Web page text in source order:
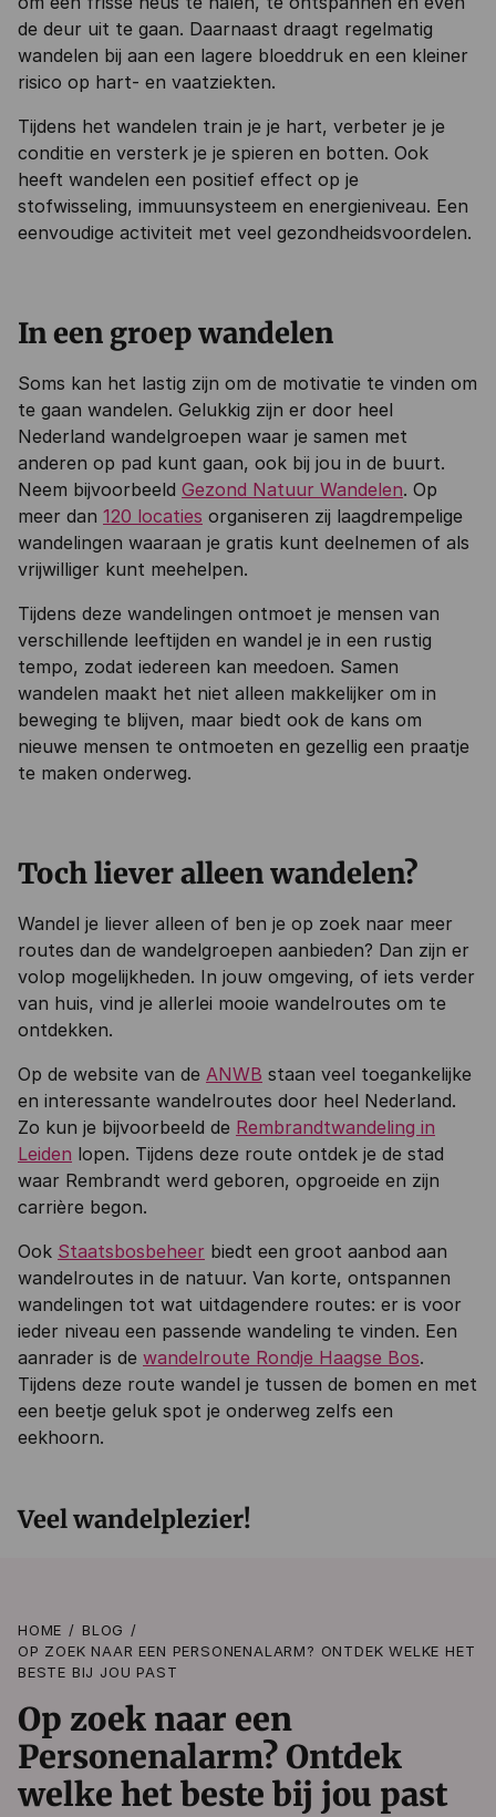
de deur uit te gaan. Daarnaast draagt regelmatig
wandelen bij aan een lagere bloeddruk en een kleiner
risico op hart- en vaatziekten.
Tijdens het wandelen train je je hart, verbeter je je
conditie en versterk je je spieren en botten. Ook
heeft wandelen een positief effect op je
stofwisseling, immuunsysteem en energieniveau. Een
eenvoudige activiteit met veel gezondheidsvoordelen.
In een groep wandelen
Soms kan het lastig zijn om de motivatie te vinden om
te gaan wandelen. Gelukkig zijn er door heel
Nederland wandelgroepen waar je samen met
anderen op pad kunt gaan, ook bij jou in de buurt.
Neem bijvoorbeeld Gezond Natuur Wandelen. Op
meer dan 120 locaties organiseren zij laagdrempelige
wandelingen waaraan je gratis kunt deelnemen of als
vrijwilliger kunt meehelpen.
Tijdens deze wandelingen ontmoet je mensen van
verschillende leeftijden en wandel je in een rustig
tempo, zodat iedereen kan meedoen. Samen
wandelen maakt het niet alleen makkelijker om in
beweging te blijven, maar biedt ook de kans om
nieuwe mensen te ontmoeten en gezellig een praatje
te maken onderweg.
Toch liever alleen wandelen?
Wandel je liever alleen of ben je op zoek naar meer
routes dan de wandelgroepen aanbieden? Dan zijn er
volop mogelijkheden. In jouw omgeving, of iets verder
van huis, vind je allerlei mooie wandelroutes om te
ontdekken.
Op de website van de ANWB staan veel toegankelijke
en interessante wandelroutes door heel Nederland.
Zo kun je bijvoorbeeld de Rembrandtwandeling in
Leiden lopen. Tijdens deze route ontdek je de stad
waar Rembrandt werd geboren, opgroeide en zijn
carrière begon.
Ook Staatsbosbeheer biedt een groot aanbod aan
wandelroutes in de natuur. Van korte, ontspannen
wandelingen tot wat uitdagendere routes: er is voor
ieder niveau een passende wandeling te vinden. Een
aanrader is de wandelroute Rondje Haagse Bos.
Tijdens deze route wandel je tussen de bomen en met
een beetje geluk spot je onderweg zelfs een
eekhoorn.
Veel wandelplezier!
HOME
BLOG
OP ZOEK NAAR EEN PERSONENALARM? ONTDEK WELKE HET
BESTE BIJ JOU PAST
Op zoek naar een
Personenalarm? Ontdek
welke het beste bij jou past